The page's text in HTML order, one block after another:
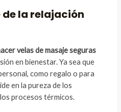
de la relajación
velas de masaje seguras
en bienestar. Ya sea que
como regalo o para
en la pureza de los
procesos térmicos.